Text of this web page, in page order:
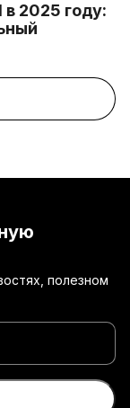
2025 году:
полезном